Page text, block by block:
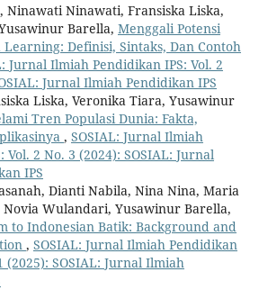
Ninawati Ninawati, Fransiska Liska,
Barella, Menggali Potensi
Learning: Definisi, Sintaks, Dan Contoh
Jurnal Ilmiah Pendidikan IPS: Vol. 2
Jurnal Ilmiah Pendidikan IPS
Liska, Veronika Tiara, Yusawinur
Tren Populasi Dunia: Fakta,
, SOSIAL: Jurnal Ilmiah
Vol. 2 No. 3 (2024): SOSIAL: Jurnal
IPS
Dianti Nabila, Nina Nina, Maria
Novia Wulandari, Yusawinur Barella,
to Indonesian Batik: Background and
, SOSIAL: Jurnal Ilmiah Pendidikan
(2025): SOSIAL: Jurnal Ilmiah